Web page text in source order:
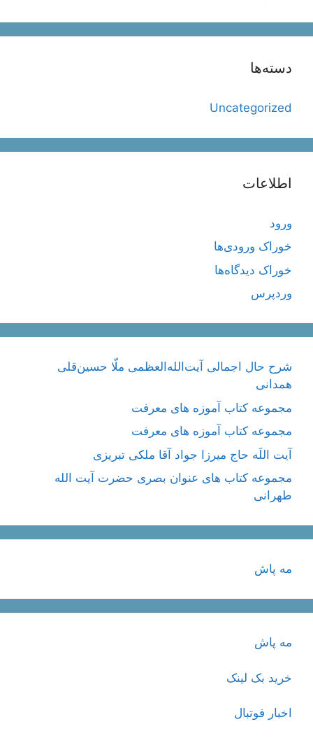
دسته‌ها
Uncategorized
اطلاعات
ورود
خوراک ورودی‌ها
خوراک دیدگاه‌ها
وردپرس
شرح حال اجمالی آیت‌الله‌العظمی ملّا حسین‌قلی
همدانی
مجموعه کتاب آموزه های معرفت
مجموعه کتاب آموزه های معرفت
آیت اللَه حاج میرزا جواد آقا ملکی تبریزی
مجموعه کتاب های عنوان بصری حضرت آیت الله
طهرانی
مه پاش
مه پاش
خرید بک لینک
اخبار فوتبال